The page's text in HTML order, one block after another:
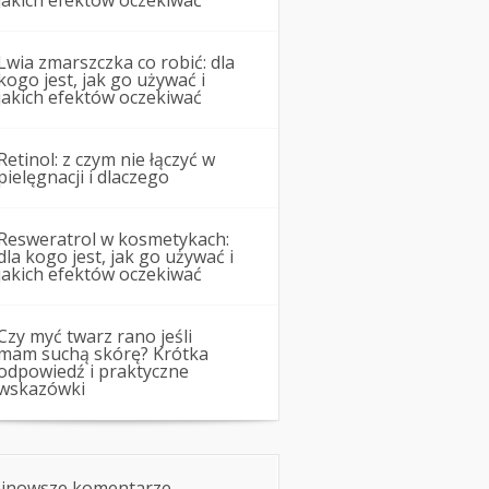
zmarszczka co robić: dla
jest, jak go używać i
efektów oczekiwać
z czym nie łączyć w
i dlaczego
w kosmetykach:
kogo jest, jak go używać i
efektów oczekiwać
myć twarz rano jeśli
suchą skórę? Krótka
i praktyczne